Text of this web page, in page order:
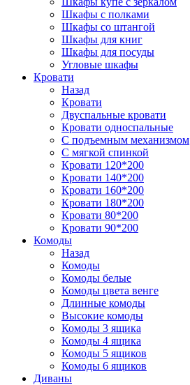
Шкафы с полками
Шкафы со штангой
Шкафы для книг
Шкафы для посуды
Угловые шкафы
Кровати
Назад
Кровати
Двуспальные кровати
Кровати односпальные
С подъемным механизмом
С мягкой спинкой
Кровати 120*200
Кровати 140*200
Кровати 160*200
Кровати 180*200
Кровати 80*200
Кровати 90*200
Комоды
Назад
Комоды
Комоды белые
Комоды цвета венге
Длинные комоды
Высокие комоды
Комоды 3 ящика
Комоды 4 ящика
Комоды 5 ящиков
Комоды 6 ящиков
Диваны